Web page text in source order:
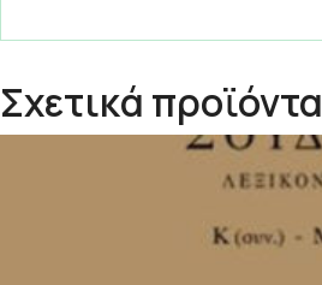
Σχετικά προϊόντα